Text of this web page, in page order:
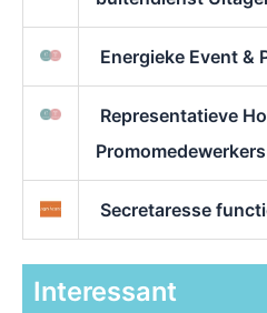
Energieke Event &
Representatieve
Promomedewerkers
Secretaresse
Interessant